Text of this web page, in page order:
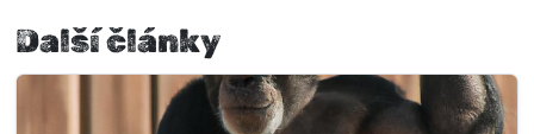
Další články